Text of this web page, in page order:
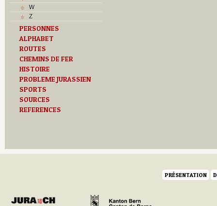
P
Problème jurassien
Q
R
S
T
Textes
U
Z
W
Z
PERSONNES
ALPHABET
ROUTES
CHEMINS DE FER
HISTOIRE
PROBLEME JURASSIEN
SPORTS
SOURCES
REFERENCES
PRÉSENTATION